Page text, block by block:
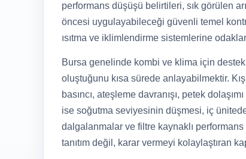
performans düşüşü belirtileri, sık görülen
öncesi uygulayabileceği güvenli temel
ısıtma ve iklimlendirme sistemlerine
Bursa genelinde kombi ve klima için destek
oluştuğunu kısa sürede anlayabilmektir.
basıncı, ateşleme davranışı, petek
ise soğutma seviyesinin düşmesi, iç
dalgalanmalar ve filtre kaynaklı performans
tanıtım değil, karar vermeyi kolaylaştıran